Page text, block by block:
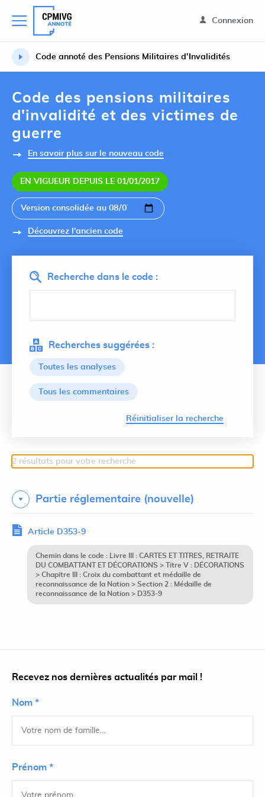
Connexion
Code annoté des Pensions Militaires d’Invalidités
Code des pensions militaires
d'invalidité et des victimes de
guerre
En savoir plus sur le nouveau code
EN VIGUEUR DEPUIS LE 01/01/2017
Découvrez l'ancien code
Recherche dans le code :
Recherches suggérées :
Toutes les analyses
Tous les commentaires
Réinitialiser la recherche
2 résultats pour votre recherche
Partie réglementaire (nouvelle)
Article D353-9
Chemin dans le code : Livre III : CARTES ET TITRES, RETRAITE
DU COMBATTANT ET DÉCORATIONS > Titre V : DÉCORATIONS
> Chapitre III : Croix du combattant et médaille de
reconnaissance de la Nation > Section 2 : Médaille de
reconnaissance de la Nation > D353-9
Recevez nos dernières actualités par mail !
Nom *
Prénom *